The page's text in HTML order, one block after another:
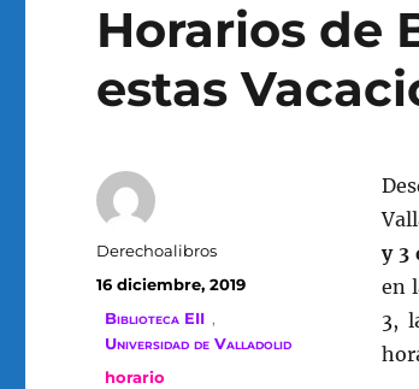
Horarios de
estas
y 3
en
3,
Autor
Derechoalibros
Publicado
el
16 diciembre, 2019
Categorías
Biblioteca EII ,
Universidad de Valladolid
Etiquetas
horario